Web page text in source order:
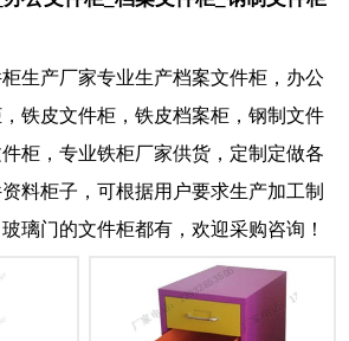
生产厂家专业生产档案文件柜，办公
铁皮文件柜，铁皮档案柜，钢制文件
柜，专业铁柜厂家供货，定制定做各
料柜子，可根据用户要求生产加工制
璃门的文件柜都有，欢迎采购咨询！